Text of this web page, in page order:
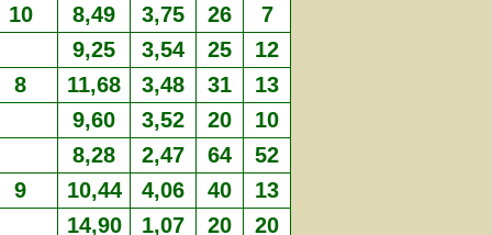
10
8,49 3,75 26
7
9,25
3,54 25
12
8
11,68 3,48 31
13
9,60
3,52 20
10
8,28
2,47 64
52
9
10,44 4,06 40
13
14,90
1,07 20 20